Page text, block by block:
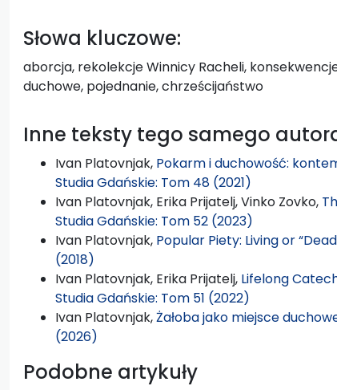
Słowa kluczowe:
aborcja, rekolekcje Winnicy Racheli,
duchowe, pojednanie, chrześcijaństwo
Inne teksty tego samego
Ivan Platovnjak, Pokarm i duchowość:
Studia Gdańskie: Tom 48 (2021)
Ivan Platovnjak, Erika Prijatelj, Vinko Zovko,
Studia Gdańskie: Tom 52 (2023)
Ivan Platovnjak, Popular Piety: Living or
(2018)
Ivan Platovnjak, Erika Prijatelj, Lifelong
Studia Gdańskie: Tom 51 (2022)
Ivan Platovnjak,Żałoba jako miejsce
(2026)
Podobne artykuły